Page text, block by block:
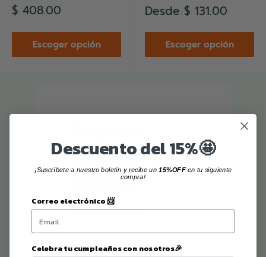
Precio
de
venta
$ 408.00
Escoger opción
Precio
venta
Desde $ 131.00
Escoger opción
frecuentes sobre
Alambres
Mecánicos
Descuento del 15%🤩
¡Suscríbete a nuestro boletín y recibe un 15%OFFen tu siguiente
compra!
Correo electrónico 📨
Celebra tu cumpleaños con nosotros🎉